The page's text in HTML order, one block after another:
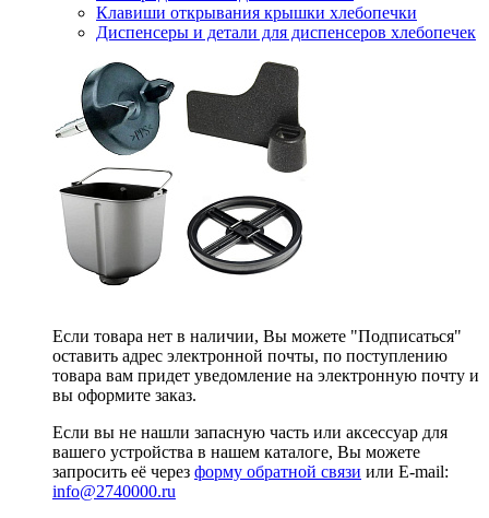
Клавиши открывания крышки хлебопечки
Диспенсеры и детали для диспенсеров хлебопечек
Если товара нет в наличии, Вы можете "Подписаться"
оставить адрес электронной почты, по поступлению
товара вам придет уведомление на электронную почту и
вы оформите заказ.
Если вы не нашли запасную часть или аксессуар для
вашего устройства в нашем каталоге, Вы можете
запросить её через форму обратной связи или E-mail:
info@2740000.ru